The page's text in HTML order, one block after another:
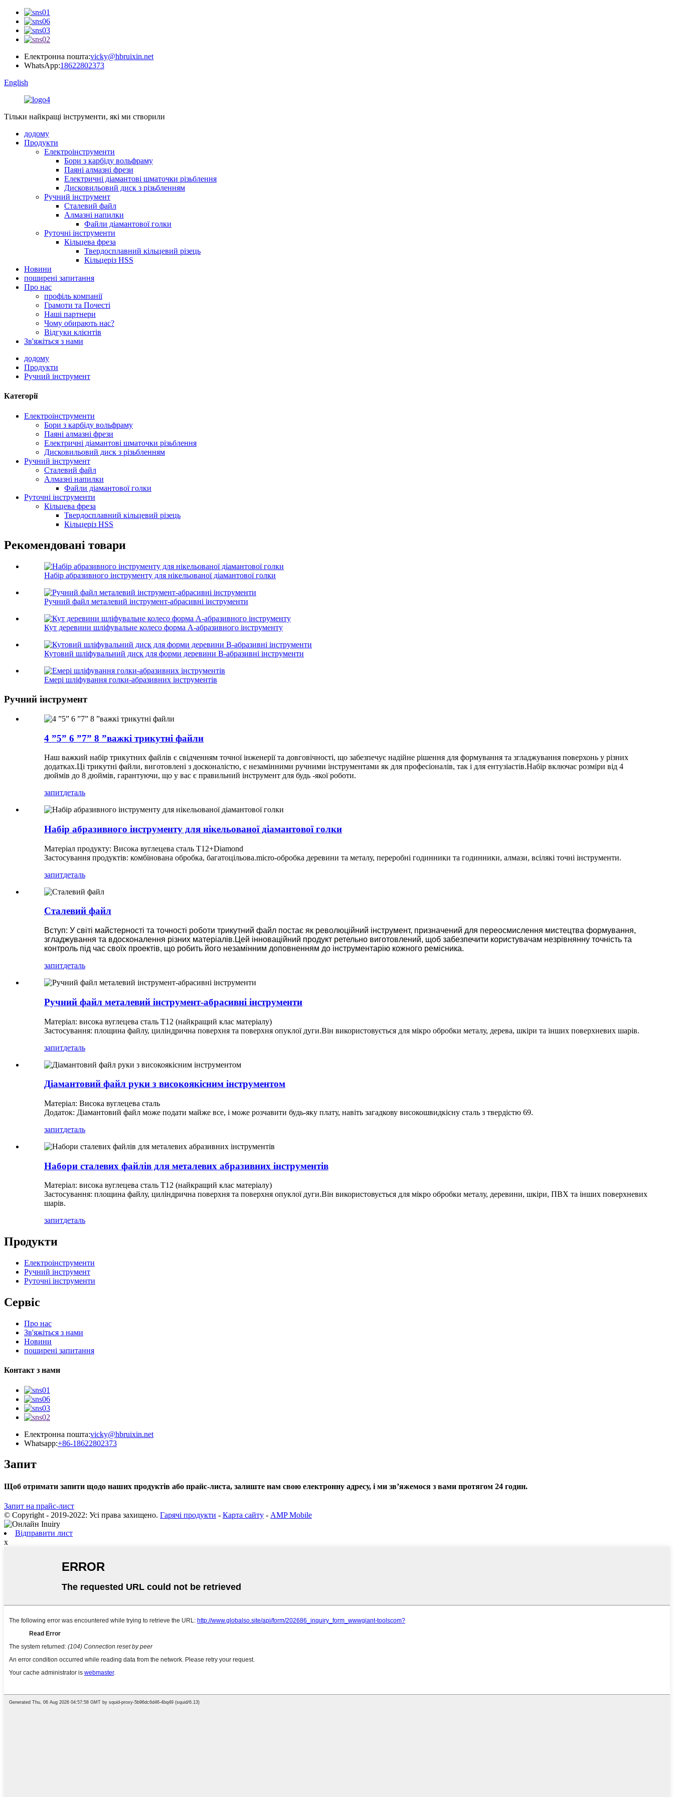
Електронна пошта:vicky@hbruixin.net
WhatsApp:18622802373
English
Тільки найкращі інструменти, які ми створили
додому
Продукти
Електроінструменти
Бори з карбіду вольфраму
Паяні алмазні фрези
Електричні діамантові шматочки різьблення
Дисковильовий диск з різьбленням
Ручний інструмент
Сталевий файл
Алмазні напилки
Файли діамантової голки
Руточні інструменти
Кільцева фреза
Твердосплавний кільцевий різець
Кільцеріз HSS
Новини
поширені запитання
Про нас
профіль компанії
Грамоти та Почесті
Наші партнери
Чому обирають нас?
Відгуки клієнтів
Зв'яжіться з нами
додому
Продукти
Ручний інструмент
Категорії
Електроінструменти
Бори з карбіду вольфраму
Паяні алмазні фрези
Електричні діамантові шматочки різьблення
Дисковильовий диск з різьбленням
Ручний інструмент
Сталевий файл
Алмазні напилки
Файли діамантової голки
Руточні інструменти
Кільцева фреза
Твердосплавний кільцевий різець
Кільцеріз HSS
Рекомендовані товари
Набір абразивного інструменту для нікельованої діамантової голки
Ручний файл металевий інструмент-абрасивні інструменти
Кут деревини шліфувальне колесо форма A-абразивного інструменту
Кутовий шліфувальний диск для форми деревини B-абразивні інструменти
Емері шліфування голки-абразивних інструментів
Ручний інструмент
4 ”5” 6 ”7” 8 ”важкі трикутні файли
Наш важкий набір трикутних файлів є свідченням точної інженерії та довговічності, що забезпечує надійне рішення для формування та згладжування поверхонь у різних
додатках.Ці трикутні файли, виготовлені з досконалістю, є незамінними ручними інструментами як для професіоналів, так і для ентузіастів.Набір включає розміри від 4
дюймів до 8 дюймів, гарантуючи, що у вас є правильний інструмент для будь -якої роботи.
запитдеталь
Набір абразивного інструменту для нікельованої діамантової голки
Матеріал продукту: Висока вуглецева сталь T12+Diamond
Застосування продуктів: комбінована обробка, багатоцільова.micro-обробка деревини та металу, переробні годинники та годинники, алмази, всілякі точні інструменти.
запитдеталь
Сталевий файл
Вступ: У світі майстерності та точності роботи трикутний файл постає як революційний інструмент, призначений для переосмислення мистецтва формування,
згладжування та вдосконалення різних матеріалів.Цей інноваційний продукт ретельно виготовлений, щоб забезпечити користувачам незрівнянну точність та
контроль під час своїх проектів, що робить його незамінним доповненням до інструментарію кожного ремісника.
запитдеталь
Ручний файл металевий інструмент-абрасивні інструменти
Матеріал: висока вуглецева сталь T12 (найкращий клас матеріалу)
Застосування: площина файлу, циліндрична поверхня та поверхня опуклої дуги.Він використовується для мікро обробки металу, дерева, шкіри та інших поверхневих шарів.
запитдеталь
Діамантовий файл руки з високоякісним інструментом
Матеріал: Висока вуглецева сталь
Додаток: Діамантовий файл може подати майже все, і може розчавити будь-яку плату, навіть загадкову високошвидкісну сталь з твердістю 69.
запитдеталь
Набори сталевих файлів для металевих абразивних інструментів
Матеріал: висока вуглецева сталь T12 (найкращий клас матеріалу)
Застосування: площина файлу, циліндрична поверхня та поверхня опуклої дуги.Він використовується для мікро обробки металу, деревини, шкіри, ПВХ та інших поверхневих
шарів.
запитдеталь
Продукти
Електроінструменти
Ручний інструмент
Руточні інструменти
Сервіс
Про нас
Зв'яжіться з нами
Новини
поширені запитання
Контакт з нами
Електронна пошта:vicky@hbruixin.net
Whatsapp:+86-18622802373
Запит
Щоб отримати запити щодо наших продуктів або прайс-листа, залиште нам свою електронну адресу, і ми зв’яжемося з вами протягом 24 годин.
Запит на прайс-лист
© Copyright - 2019-2022: Усі права захищено. Гарячі продукти - Карта сайту - AMP Mobile
Відправити лист
x